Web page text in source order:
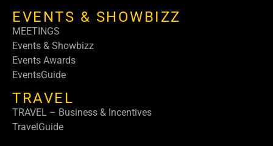
EVENTS & SHOWBIZZ
MEETINGS
Events & Showbizz
Events Awards
EventsGuide
TRAVEL
TRAVEL – Business & Incentives
TravelGuide